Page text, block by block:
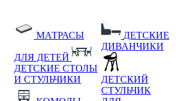
МАТРАСЫ
ДЛЯ ДЕТЕЙ
ДЕТСКИЕ СТОЛЫ
И СТУЛЬЧИКИ
ДЕТСКИЕ
ДИВАНЧИКИ
ДЕТСКИЙ
СТУЛЬЧИК